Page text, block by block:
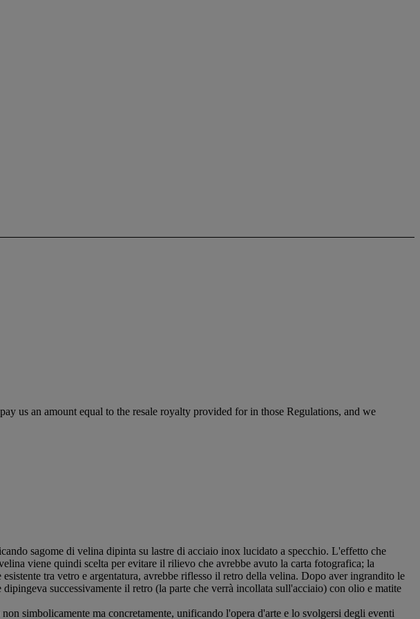
us an amount equal to the resale royalty provided for in those Regulations, and we
sagome di velina dipinta su lastre di acciaio inox lucidato a specchio. L'effetto che
viene quindi scelta per evitare il rilievo che avrebbe avuto la carta fotografica; la
tra vetro e argentatura, avrebbe riflesso il retro della velina. Dopo aver ingrandito le
successivamente il retro (la parte che verrà incollata sull'acciaio) con olio e matite
simbolicamente ma concretamente, unificando l'opera d'arte e lo svolgersi degli eventi